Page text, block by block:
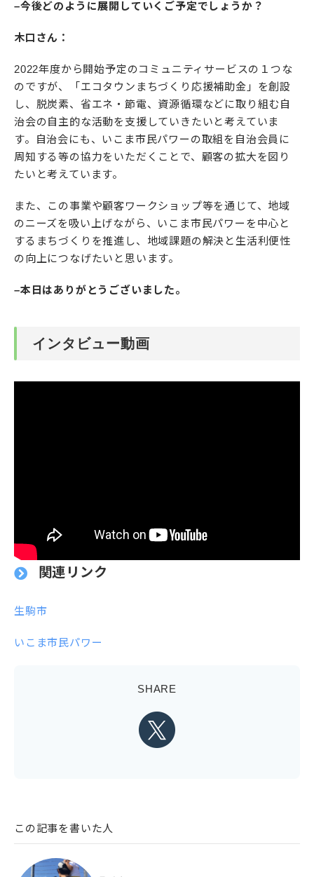
–今後どのように展開していくご予定でしょうか？
木口さん：
2022年度から開始予定のコミュニティサービスの１つな
のですが、「エコタウンまちづくり応援補助金」を創設
し、脱炭素、省エネ・節電、資源循環などに取り組む自
治会の自主的な活動を支援していきたいと考えていま
す。自治会にも、いこま市民パワーの取組を自治会員に
周知する等の協力をいただくことで、顧客の拡大を図り
たいと考えています。
また、この事業や顧客ワークショップ等を通じて、地域
のニーズを吸い上げながら、いこま市民パワーを中心と
するまちづくりを推進し、地域課題の解決と生活利便性
の向上につなげたいと思います。
–本日はありがとうございました。
インタビュー動画
関連リンク
生駒市
いこま市民パワー
SHARE
この記事を書いた人